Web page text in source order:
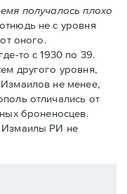
получалось плохо
не с уровня
оного.
то с 1930 по 39.
другого уровня,
не менее,
отличались от
броненосцев.
РИ не